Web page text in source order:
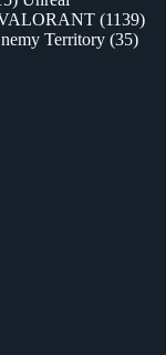
(1139)
Territory (35)